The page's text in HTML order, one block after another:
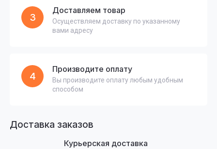
3
Доставляем товар
Осуществляем доставку по указанному
вами адресу
4
Производите оплату
Вы производите оплату любым удобным
способом
Доставка заказов
Курьерская доставка